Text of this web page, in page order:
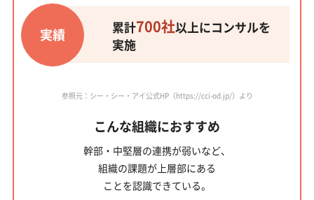
実績 累計700社以上にコンサルを
実施
参照元：シー・シー・アイ公式HP（https://cci-od.jp/）より
こんな組織におすすめ
幹部・中堅層の連携が弱いなど、
組織の課題が上層部にある
ことを認識できている。